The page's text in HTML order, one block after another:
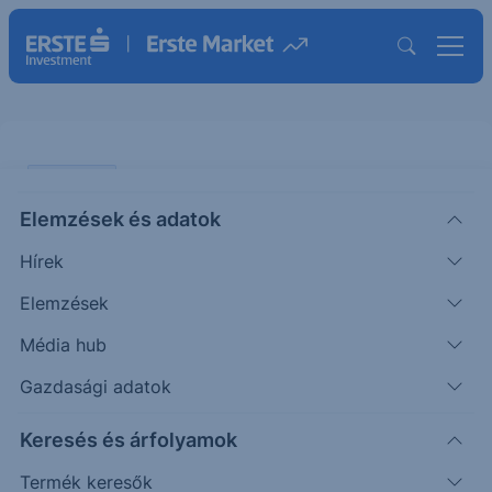
Elemzések és adatok
Hírek
Elemzések
Média hub
Gazdasági adatok
Keresés és árfolyamok
Termék keresők
nyílik
Pletser
Tamás
elemző
A téli szünetben konzekvensen próbáltam kerülni